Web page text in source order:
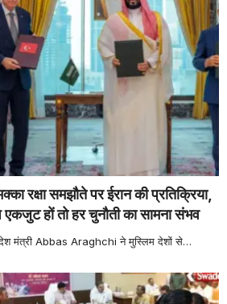
समझौते पर ईरान की प्रतिक्रिया,
हों तो हर चुनौती का सामना संभव
मंत्री Abbas Araghchi ने मुस्लिम देशों से…